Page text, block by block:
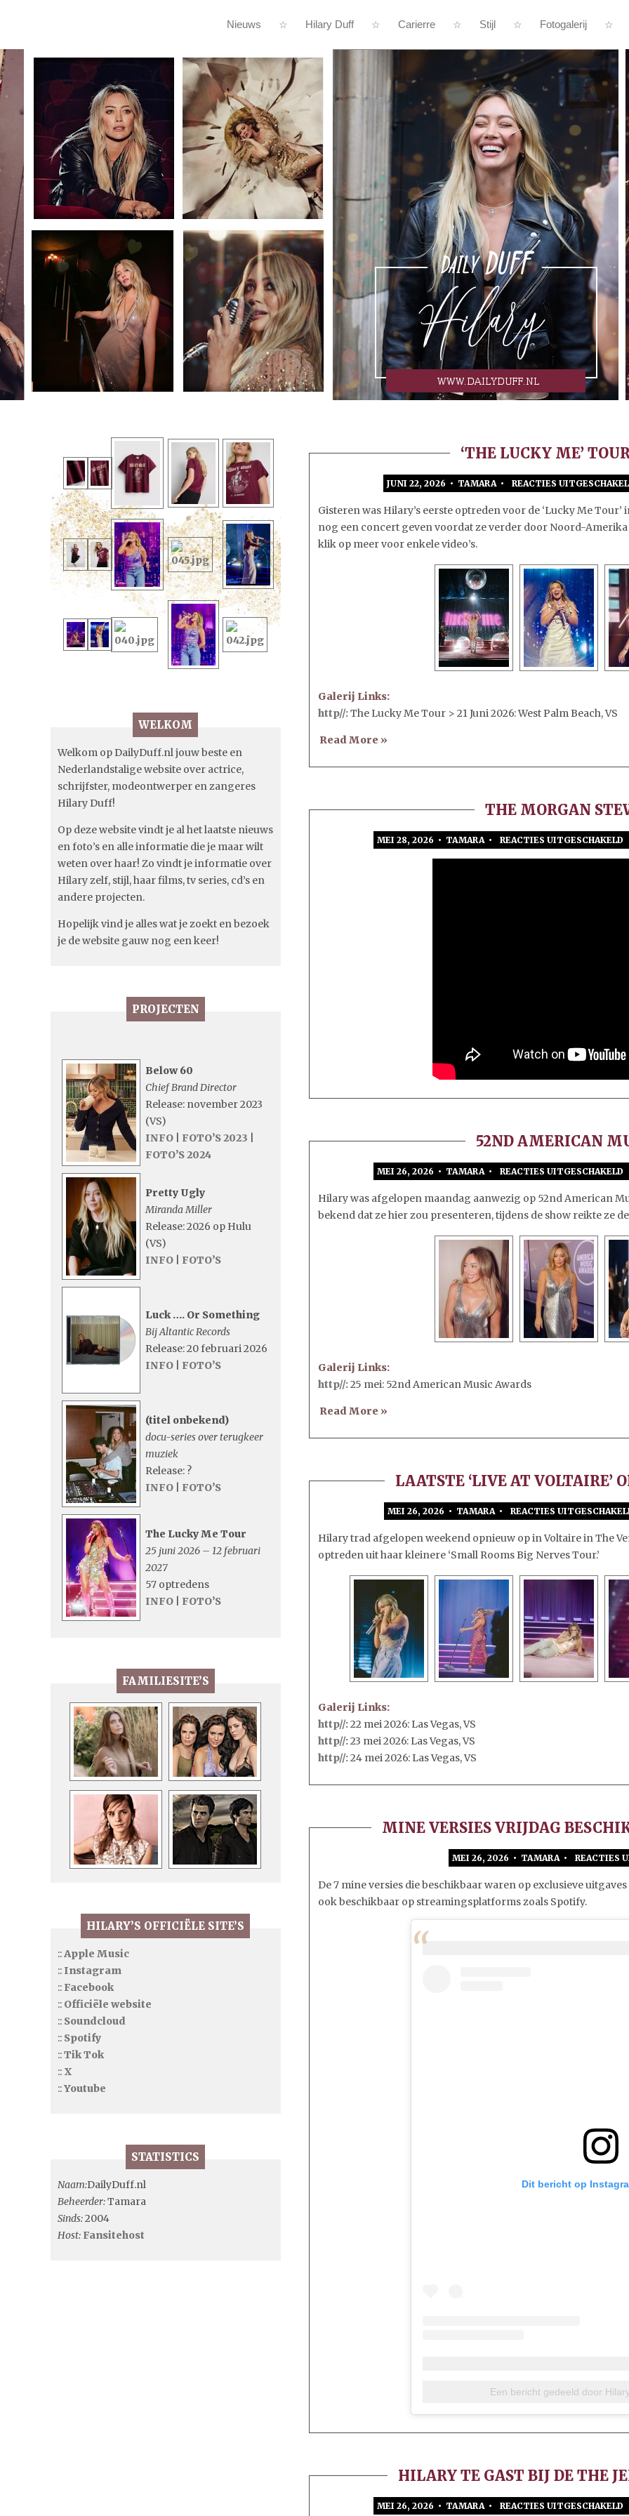
Nieuws Hilary Duff Carierre Stijl Fotogalerij
WELKOM
Welkom op DailyDuff.nl jouw beste en
Nederlandstalige website over actrice,
schrijfster, modeontwerper en zangeres
Hilary Duff!
Op deze website vindt je al het laatste nieuws
en foto’s en alle informatie die je maar wilt
weten over haar! Zo vindt je informatie over
Hilary zelf, stijl, haar films, tv series, cd’s en
andere projecten.
Hopelijk vind je alles wat je zoekt en bezoek
je de website gauw nog een keer!
PROJECTEN
Below 60
Chief Brand Director
Release: november 2023
(VS)
INFO
FOTO’S 2023
FOTO’S 2024
Pretty Ugly
Miranda Miller
Release: 2026 op Hulu
(VS)
INFO
FOTO’S
Luck …. Or Something
Bij Altantic Records
Release: 20 februari 2026
INFO
FOTO’S
(titel onbekend)
docu-series over terugkeer
muziek
Release: ?
INFO
FOTO’S
The Lucky Me Tour
25 juni 2026 – 12 februari
2027
57 optredens
INFO
FOTO’S
FAMILIESITE’S
HILARY’S OFFICIËLE SITE’S
::Apple Music
:: Instagram
:: Facebook
:: Officiële website
:: Soundcloud
:: Spotify
::Tik Tok
:: X
::Youtube
STATISTICS
Naam:DailyDuff.nl
Beheerder:Tamara
Sinds:2004
Host: Fansitehost
‘THE LUCKY ME’
JUNI 22, 2026 • TAMARA • REACTIES
Gisteren was Hilary’s eerste optreden voor de ‘Lucky Me
nog een concert geven voordat ze verder door Noord-Amerika
klik op meer voor enkele video’s.
Galerij Links:
http//:The Lucky Me Tour > 21 Juni 2026: West Palm Beach, VS
Read More »
THE MORGAN
MEI 28, 2026 • TAMARA • REACTIES UITGESCHAKELD
52ND AMERICAN
MEI 26, 2026 • TAMARA • REACTIES UITGESCHAKELD
Hilary was afgelopen maandag aanwezig op 52nd American
bekend dat ze hier zou presenteren, tijdens de show reikte ze
Galerij Links:
http//:25 mei: 52nd American Music Awards
Read More »
LAATSTE ‘LIVE AT VOLTAIRE’
MEI 26, 2026 • TAMARA • REACTIES
Hilary trad afgelopen weekend opnieuw op in Voltaire in The
optreden uit haar kleinere ‘Small Rooms Big Nerves Tour.’
Galerij Links:
http//:22 mei 2026: Las Vegas, VS
http//:23 mei 2026: Las Vegas, VS
http//:24 mei 2026: Las Vegas, VS
MINE VERSIES VRIJDAG
MEI 26, 2026 • TAMARA • REACTIES
De 7 mine versies die beschikbaar waren op exclusieve
ook beschikbaar op streamingsplatforms zoals Spotify.
Dit bericht op
Een bericht gedeeld door
HILARY TE GAST BIJ DE THE
MEI 26, 2026 • TAMARA • REACTIES UITGESCHAKELD